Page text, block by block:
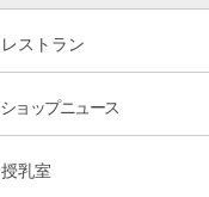
レストラン
ショップニュース
授乳室